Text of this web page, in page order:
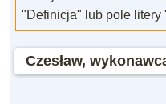
"Definicja" lub pole litery
Czesław,